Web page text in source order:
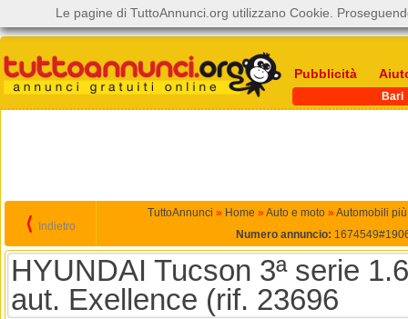
Pubblicità
Bari
⟨ Indietro
TuttoAnnunci » Home » Auto e moto » Automobili
Numero annuncio:
HYUNDAI Tucson 3ª serie
aut. Exellence (rif. 23696
Le pagine di TuttoAnnunci.org utilizzano Cookie.